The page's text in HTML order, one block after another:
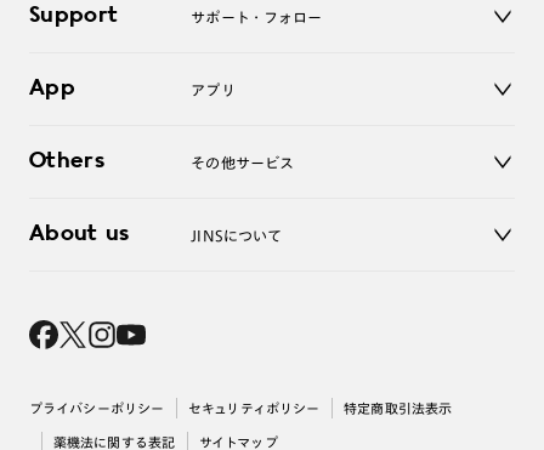
アクセサリー
ログアウト
Support サポート・フォロー
よくあるご質問
お問い合わせ
App アプリ
Others その他サービス
レンズ交換
About us JINSについて
採用情報
プライバシーポリシー セキュリティポリシー 特定商取引法表示
薬機法に関する表記 サイトマップ